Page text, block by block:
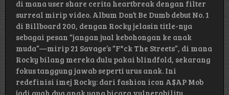
di mana user share cerita heartbreak dengan filter
surreal mirip video. Album Don’t Be Dumb debut No. 1
di Billboard 200, dengan Rocky jelasin title-nya
sebagai pesan “jangan jual kebohongan ke anak
muda”—mirip 21 Savage’s “F*ck The Streets”, di mana
Rocky bilang mereka dulu pakai blindfold, sekarang
fokus tanggung jawab seperti urus anak. Ini
redefinisi imej Rocky: dari fashion icon A$AP Mob